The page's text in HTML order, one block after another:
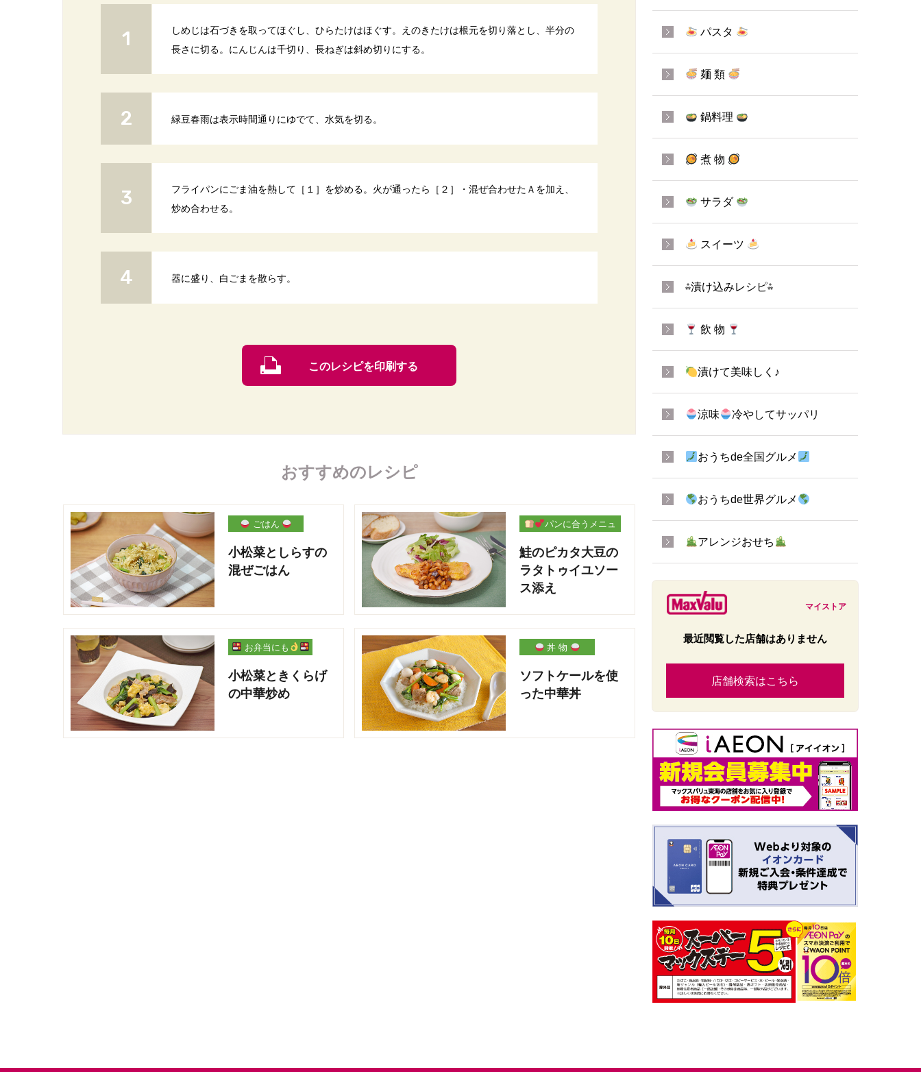
しめじは石づきを取ってほぐし、ひらたけはほぐす。えのきたけは根元を切り落とし、半分の
長さに切る。にんじんは千切り、長ねぎは斜め切りにする。
緑豆春雨は表示時間通りにゆでて、水気を切る。
フライパンにごま油を熱して［１］を炒める。火が通ったら［２］・混ぜ合わせたＡを加え、
炒め合わせる。
器に盛り、白ごまを散らす。
このレシピを印刷する
おすすめのレシピ
ごはん
小松菜としらすの
混ぜごはん
パンに合うメニュ
鮭のピカタ大豆の
ラタトゥイユソー
ス添え
お弁当にも
小松菜ときくらげ
の中華炒め
丼 物
ソフトケールを使
った中華丼
パスタ
麺 類
鍋料理
煮 物
サラダ
スイーツ
⁂漬け込みレシピ⁂
飲 物
漬けて美味しく♪
涼味 冷やしてサッパリ
おうちde全国グルメ
おうちde世界グルメ
アレンジおせち
マイストア
最近閲覧した店舗はありません
店舗検索はこちら